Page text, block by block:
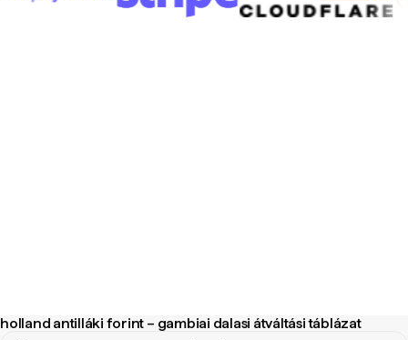
holland antilláki forint – gambiai dalasi átváltási táblázat